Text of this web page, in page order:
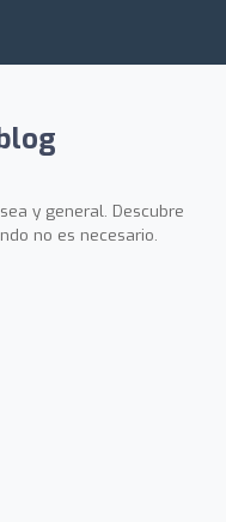
y general. Descubre
no es necesario.